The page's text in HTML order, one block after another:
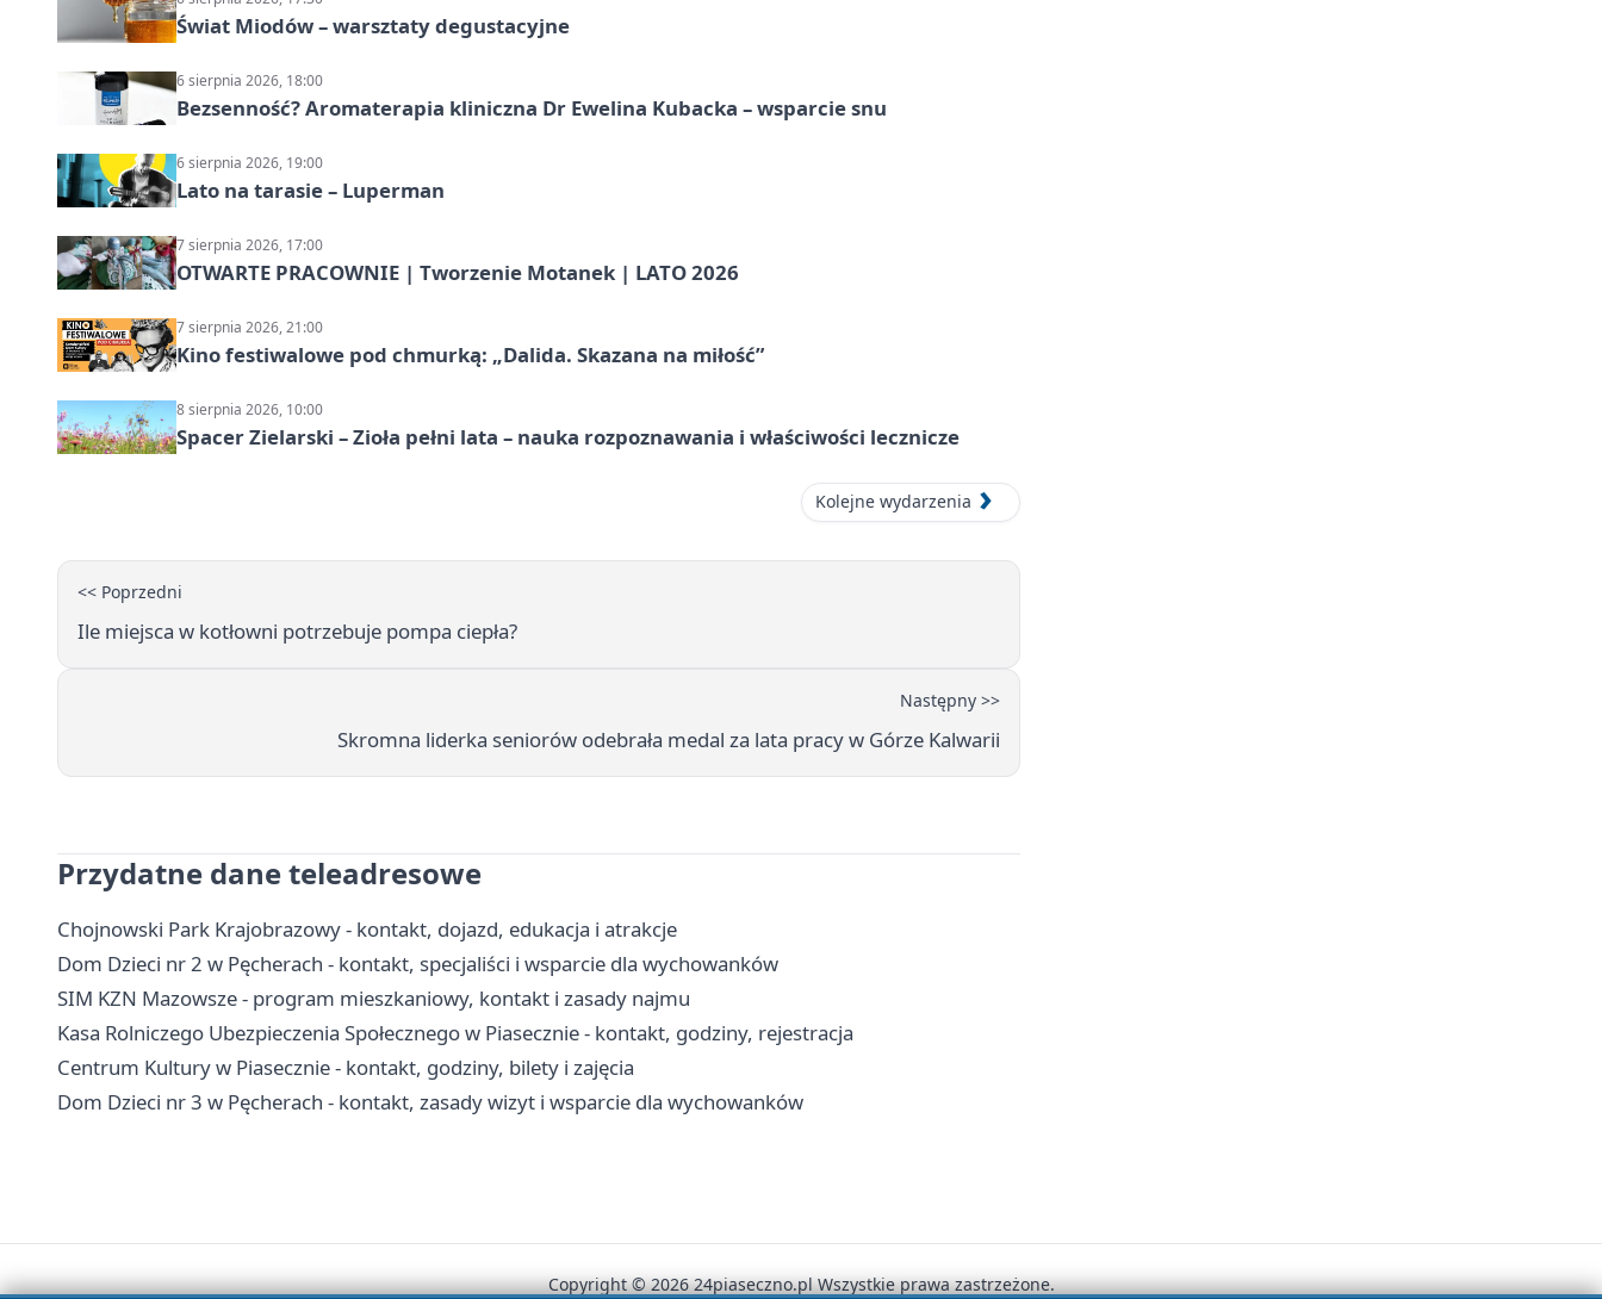
Świat Miodów – warsztaty degustacyjne
6 sierpnia 2026, 18:00
Bezsenność? Aromaterapia kliniczna Dr Ewelina Kubacka – wsparcie snu
6 sierpnia 2026, 19:00
Lato na tarasie – Luperman
7 sierpnia 2026, 17:00
OTWARTE PRACOWNIE | Tworzenie Motanek | LATO 2026
7 sierpnia 2026, 21:00
Kino festiwalowe pod chmurką: „Dalida. Skazana na miłość”
8 sierpnia 2026, 10:00
Spacer Zielarski – Zioła pełni lata – nauka rozpoznawania i właściwości lecznicze
Kolejne wydarzenia
<< Poprzedni
Ile miejsca w kotłowni potrzebuje pompa ciepła?
Następny >>
Skromna liderka seniorów odebrała medal za lata pracy w Górze Kalwarii
Przydatne dane teleadresowe
Chojnowski Park Krajobrazowy - kontakt, dojazd, edukacja i atrakcje
Dom Dzieci nr 2 w Pęcherach - kontakt, specjaliści i wsparcie dla wychowanków
SIM KZN Mazowsze - program mieszkaniowy, kontakt i zasady najmu
Kasa Rolniczego Ubezpieczenia Społecznego w Piasecznie - kontakt, godziny, rejestracja
Centrum Kultury w Piasecznie - kontakt, godziny, bilety i zajęcia
Dom Dzieci nr 3 w Pęcherach - kontakt, zasady wizyt i wsparcie dla wychowanków
Copyright © 2026 24piaseczno.pl Wszystkie prawa zastrzeżone.